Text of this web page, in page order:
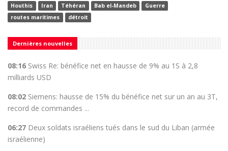
Houthis Iran Téhéran Bab el-Mandeb
Guerre
routes maritimes
détroit
Dernières nouvelles
08:16 Swiss Re: bénéfice net en hausse de 9% au 1S à 2,8
milliards USD
08:02 Siemens: hausse de 15% du bénéfice net sur un an au 3T,
record de commandes ...
06:27 Deux soldats israéliens tués dans le sud du Liban (armée
israélienne)